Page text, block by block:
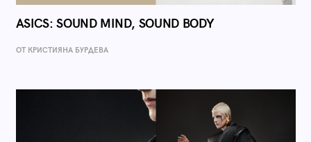
ASICS: SOUND MIND, SOUND BODY
ОТ КРИСТИЯНА БУРДЕВА